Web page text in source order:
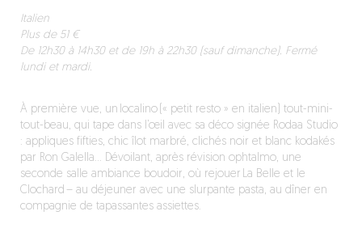
Italien
Plus de 51 €
De 12h30 à 14h30 et de 19h à 22h30 (sauf dimanche). Fermé
lundi et mardi.
À première vue, un localino (« petit resto » en italien) tout-mini-
tout-beau, qui tape dans l’œil avec sa déco signée Rodaa Studio
: appliques fifties, chic îlot marbré, clichés noir et blanc kodakés
par Ron Galella… Dévoilant, après révision ophtalmo, une
seconde salle ambiance boudoir, où rejouer La Belle et le
Clochard – au déjeuner avec une slurpante pasta, au dîner en
compagnie de tapassantes assiettes.